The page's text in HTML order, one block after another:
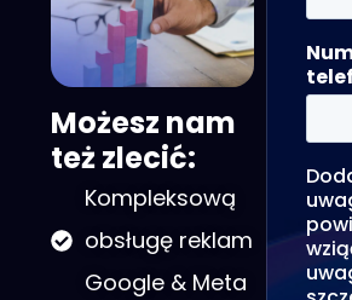
Możesz nam
też zlecić:
Kompleksową
obsługę reklam
Google & Meta